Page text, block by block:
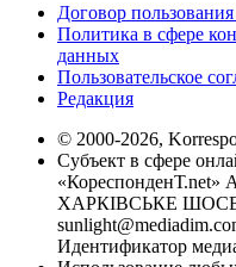
Договор
Политика в сфере
данных
Пользовательское
Редакция
© 2000-2026,
Субъект в сфере
«КореспонденТ.net»
ХАРКІВСЬКЕ ШОСЕ,
Идентификатор